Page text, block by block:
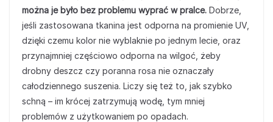
można je było bez problemu wyprać w pralce. Dobrze,
jeśli zastosowana tkanina jest odporna na promienie UV,
dzięki czemu kolor nie wyblaknie po jednym lecie, oraz
przynajmniej częściowo odporna na wilgoć, żeby
drobny deszcz czy poranna rosa nie oznaczały
całodziennego suszenia. Liczy się też to, jak szybko
schną – im krócej zatrzymują wodę, tym mniej
problemów z użytkowaniem po opadach.